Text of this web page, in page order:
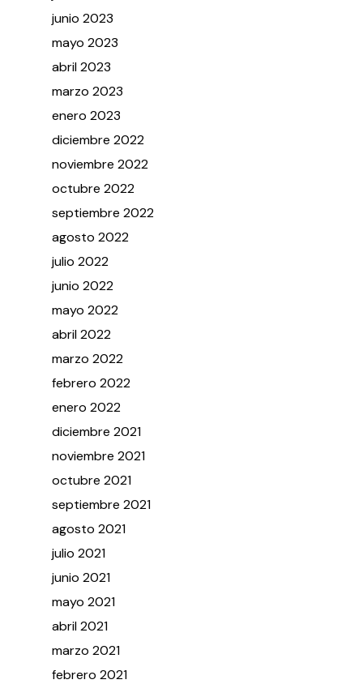
junio2023
mayo2023
abril2023
marzo2023
enero2023
diciembre2022
noviembre2022
octubre2022
septiembre2022
agosto2022
julio2022
junio2022
mayo2022
abril2022
marzo2022
febrero2022
enero2022
diciembre2021
noviembre2021
octubre2021
septiembre2021
agosto2021
julio2021
junio2021
mayo2021
abril2021
marzo2021
febrero2021